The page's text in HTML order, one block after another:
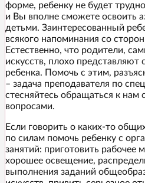
форме, ребенку не будет
и Вы вполне сможете освоить
детьми. Заинтересованный
всякого напоминания со
Естественно, что родители,
искусств, плохо представляют
ребенка. Помочь с этим,
– задача преподавателя по
стесняйтесь обращаться к
вопросами.
Если говорить о каких-то
по силам помочь ребенку с
занятий: приготовить рабочее
хорошее освещение,
выполнения заданий